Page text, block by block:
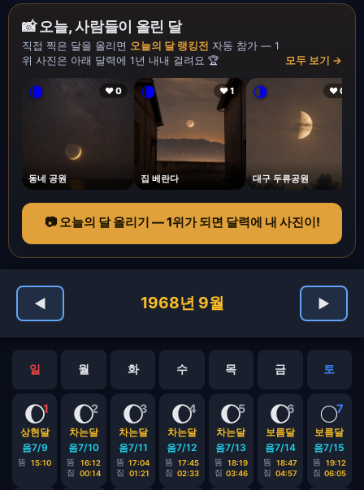
📸 오늘, 사람들이 올린 달
직접 찍은 달을 올리면 오늘의 달 랭킹전 자동 참가 — 1
위 사진은 아래 달력에 1년 내내 걸려요 🏆
모두 보기 →
🌘 ❤ 0
동네 공원
🌘 ❤ 1
집 베란다
🌗 ❤ 0
대구 두류공원
📷 오늘의 달 올리기 — 1위가 되면 달력에 내 사진이!
◀ 1968년 9월 ▶
일 월 화 수 목 금 토
1
🌔
상현달
음7/9
뜸 15:10
2
🌔
차는달
음7/10
뜸
16:12
짐
00:14
3
🌔
차는달
음7/11
뜸 17:04
짐
01:21
4
🌔
차는달
음7/12
뜸
17:45
짐 02:33
5
🌔
차는달
음7/13
뜸
18:19
짐 03:46
6
🌔
보름달
음7/14
뜸
18:47
짐 04:57
7
🌕
보름달
음7/15
뜸
19:12
짐 06:05